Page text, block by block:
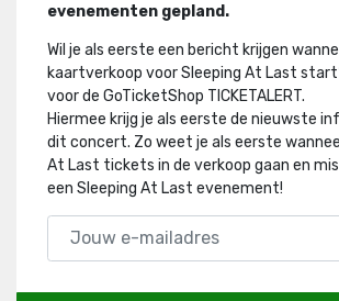
evenementen gepland.
Wil je als eerste een bericht krijgen
kaartverkoop voor Sleeping At Last
voor de GoTicketShop TICKETALERT.
Hiermee krijg je als eerste de nieuwste
dit concert. Zo weet je als eerste
At Last tickets in de verkoop gaan en
een Sleeping At Last evenement!